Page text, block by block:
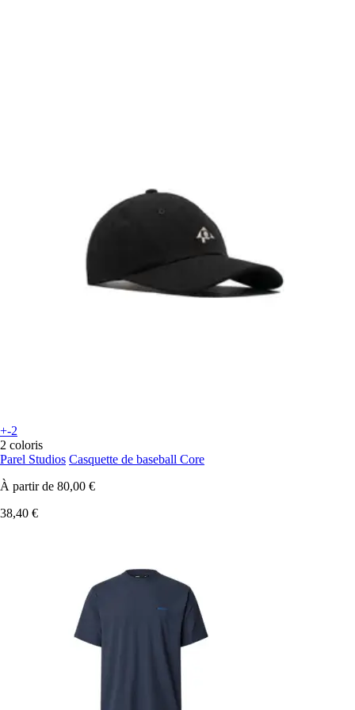
+-2
2 coloris
Parel Studios Casquette de baseball Core
À partir de 80,00 €
38,40 €